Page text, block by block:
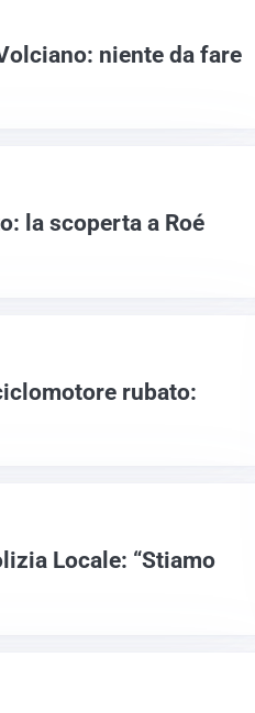
niente da fare
la scoperta a Roé
rubato:
Locale: “Stiamo